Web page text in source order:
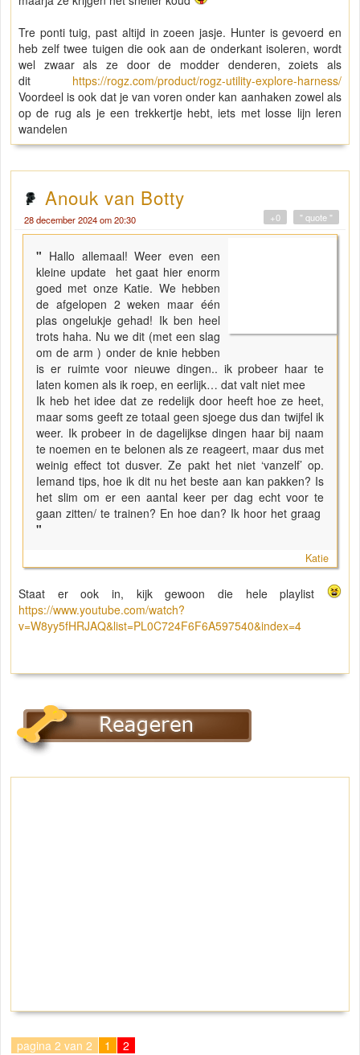
Tre ponti tuig, past altijd in zoeen jasje. Hunter is gevoerd en
heb zelf twee tuigen die ook aan de onderkant isoleren, wordt
wel zwaar als ze door de modder denderen, zoiets als
dit https://rogz.com/product/rogz-utility-explore-harness/
Voordeel is ook dat je van voren onder kan aanhaken zowel als
op de rug als je een trekkertje hebt, iets met losse lijn leren
wandelen
Anouk van Botty
28 december 2024 om 20:30 " quote "
+0
" Hallo allemaal! Weer even een
kleine update het gaat hier enorm
goed met onze Katie. We hebben
de afgelopen 2 weken maar één
plas ongelukje gehad! Ik ben heel
trots haha. Nu we dit (met een slag
om de arm ) onder de knie hebben
is er ruimte voor nieuwe dingen.. ik probeer haar te
laten komen als ik roep, en eerlijk… dat valt niet mee
Ik heb het idee dat ze redelijk door heeft hoe ze heet,
maar soms geeft ze totaal geen sjoege dus dan twijfel ik
weer. Ik probeer in de dagelijkse dingen haar bij naam
te noemen en te belonen als ze reageert, maar dus met
weinig effect tot dusver. Ze pakt het niet ‘vanzelf’ op.
Iemand tips, hoe ik dit nu het beste aan kan pakken? Is
het slim om er een aantal keer per dag echt voor te
gaan zitten/ te trainen? En hoe dan? Ik hoor het graag
"
Katie
Staat er ook in, kijk gewoon die hele playlist
https://www.youtube.com/watch?
v=W8yy5fHRJAQ&list=PL0C724F6F6A597540&index=4
pagina 2 van 2 1 2